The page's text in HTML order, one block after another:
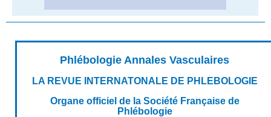
Phlébologie Annales Vasculaires
LA REVUE INTERNATONALE DE PHLEBOLOGIE
Organe officiel de la Société Française de
Phlébologie